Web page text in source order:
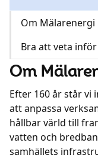
Om Mälarenergi
Bra att veta
Om
Efter 160 år står vi
att anpassa
hållbar värld till
vatten och
samhällets